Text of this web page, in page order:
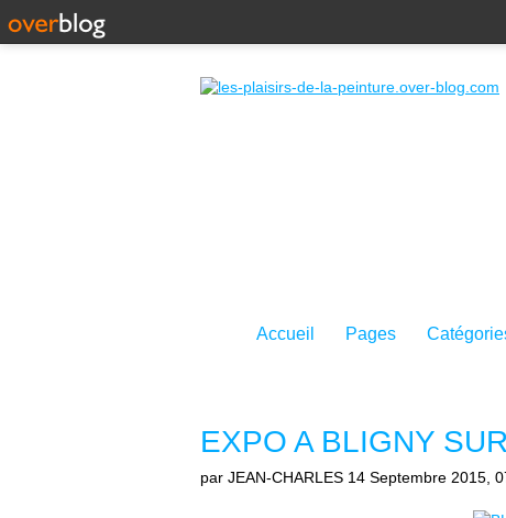
Accueil Pages
EXPO A BLIGNY
par JEAN-CHARLES 14 Septembre 2015,